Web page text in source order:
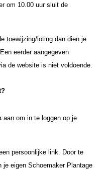
om 10.00 uur sluit de
toewijzing/loting dan dien je
eerder aangegeven
de website is niet voldoende.
aan om in te loggen op je
persoonlijke link. Door te
eigen Schoemaker Plantage